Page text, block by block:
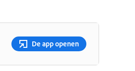
De app openen